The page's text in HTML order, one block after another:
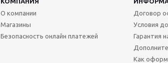
О компании
Магазины
Безопасность онлайн платежей
Договор
Условия
Гарантия
Как